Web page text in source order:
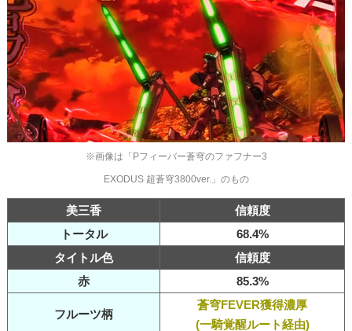
※画像は「Pフィーバー蒼穹のファフナー3
EXODUS 超蒼穹3800ver.」のもの
美三香
信頼度
トータル
68.4%
タイトル色
信頼度
赤
85.3%
フルーツ柄
蒼穹FEVER獲得濃厚
(一騎覚醒ルート経由)